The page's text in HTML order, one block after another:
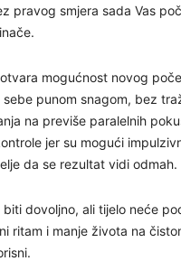
pravog smjera sada Vas
mogućnost novog
sebe punom snagom, bez
na previše paralelnih
jer su mogući
da se rezultat vidi odmah.
biti dovoljno, ali tijelo neće
ritam i manje života na